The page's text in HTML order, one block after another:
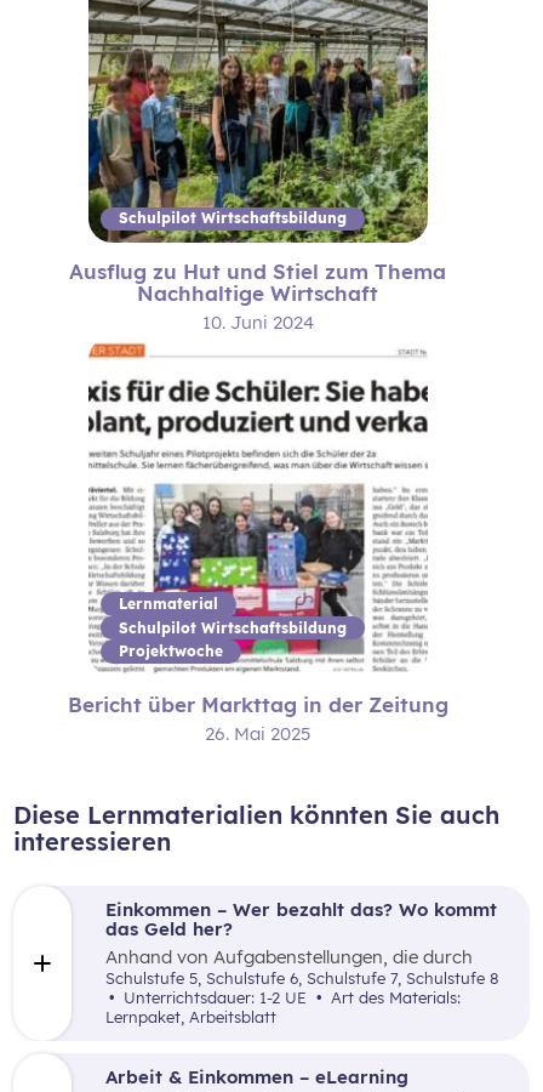
Schulpilot Wirtschaftsbildung
Ausflug zu Hut und Stiel zum Thema
Nachhaltige Wirtschaft
10. Juni 2024
Lernmaterial
Schulpilot Wirtschaftsbildung
Projektwoche
Bericht über Markttag in der Zeitung
26. Mai 2025
Diese Lernmaterialien könnten Sie auch
interessieren
Einkommen – Wer bezahlt das? Wo kommt
das Geld her?
Anhand von Aufgabenstellungen, die durch
kurze Texte und Videolinks unterstützt werden,
informiert das Material über Einkommen,
Steuern (Lohnsteuer brutto netto),
Sozialversicherung sowie die Bereitstellung
Schulstufe 5, Schulstufe 6, Schulstufe 7, Schulstufe 8
Unterrichtsdauer: 1-2 UE
Lernpaket, Arbeitsblatt
Arbeit & Einkommen – eLearning